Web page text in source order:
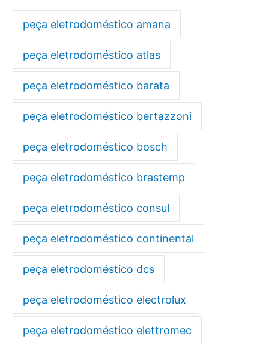
peça eletrodoméstico amana
peça eletrodoméstico atlas
peça eletrodoméstico barata
peça eletrodoméstico bertazzoni
peça eletrodoméstico bosch
peça eletrodoméstico brastemp
peça eletrodoméstico consul
peça eletrodoméstico continental
peça eletrodoméstico dcs
peça eletrodoméstico electrolux
peça eletrodoméstico elettromec